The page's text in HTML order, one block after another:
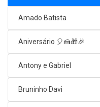
Amado Batista
Aniversário 🎈🍰🎁🎉
Antony e Gabriel
Bruninho Davi